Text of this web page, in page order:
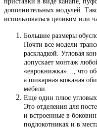
дополнительных модулей.
использоваться целиком или
Большие размеры
Почти все модели
раскладкой. Угловая
допускает монтаж
«еврокнижка»…, что
а шикарная кожаная
мебели.
Еще один плюс
Это отделения для
и встроенные в
подлокотниках и в